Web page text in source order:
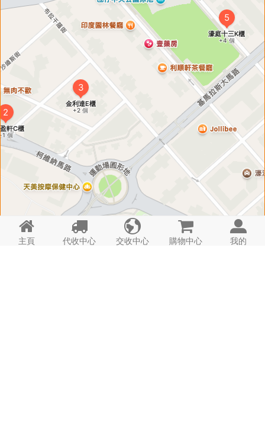

主頁

代收中心

交收中心

購物中心

我的